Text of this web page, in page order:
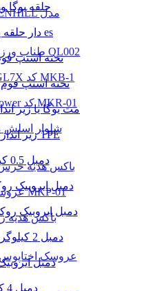
طناب ورزشی شماره انداز مدل QL002
توپ بسکتبال مدل GL7X کد MKB-1
روسری زنانه مدل flower کد MKR-01
شلوار اسلش
باکس هدیه
عروسک دختر پسر مدل MKP-01
باکس هدیه
حلقه یوگا
دار حلقه پلاستیکی نشکن es
تخته استپ
تخته استپ فوم چهار
مت یوگا یا زیر
زیر انداز ورزشی یوگا مت TPE
دمبل 0.5 کیلوگرمی بانوان
دمبل ایروبیک روکش‌ دار
دمبل ایروبیک روکش‌ دار
دمبل 2 کیلوگرمی ایروبیک بانوان
دمبل ایروبیک 3 کیلویی
دمبل 4 کیلویی بانوان